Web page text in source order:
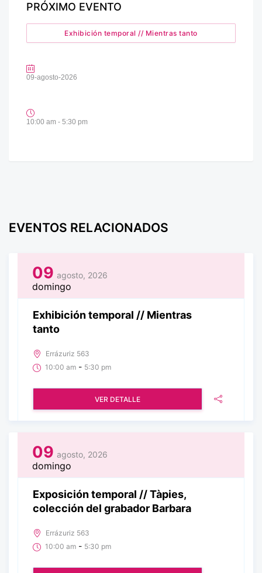
PRÓXIMO EVENTO
Exhibición temporal // Mientras tanto
09-agosto-2026
10:00 am - 5:30 pm
EVENTOS RELACIONADOS
09 agosto, 2026
domingo
Exhibición temporal // Mientras
tanto
Errázuriz 563
10:00 am - 5:30 pm
VER DETALLE
09 agosto, 2026
domingo
Exposición temporal // Tàpies,
colección del grabador Barbara
Errázuriz 563
10:00 am - 5:30 pm